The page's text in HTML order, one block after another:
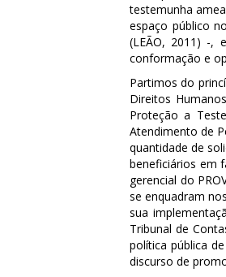
testemunha
espaço público
(LEÃO, 2011) -,
conformação e
Partimos do
Direitos
Proteção a
Atendimento de
quantidade de
beneficiários em
gerencial do
se enquadram
sua
Tribunal de
política pública
discurso de